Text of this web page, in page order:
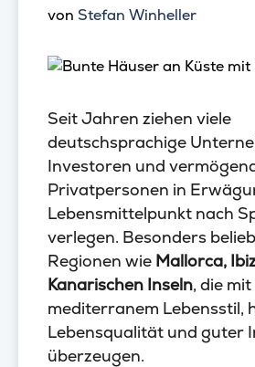
von Stefan Winheller
Seit Jahren ziehen viele
deutschsprachige
Investoren und
Privatpersonen in
Lebensmittelpunkt nach
verlegen. Besonders
Regionen wie Mallorca,
Kanarischen Inseln, die mit
mediterranem Lebensstil,
Lebensqualität und guter
überzeugen.